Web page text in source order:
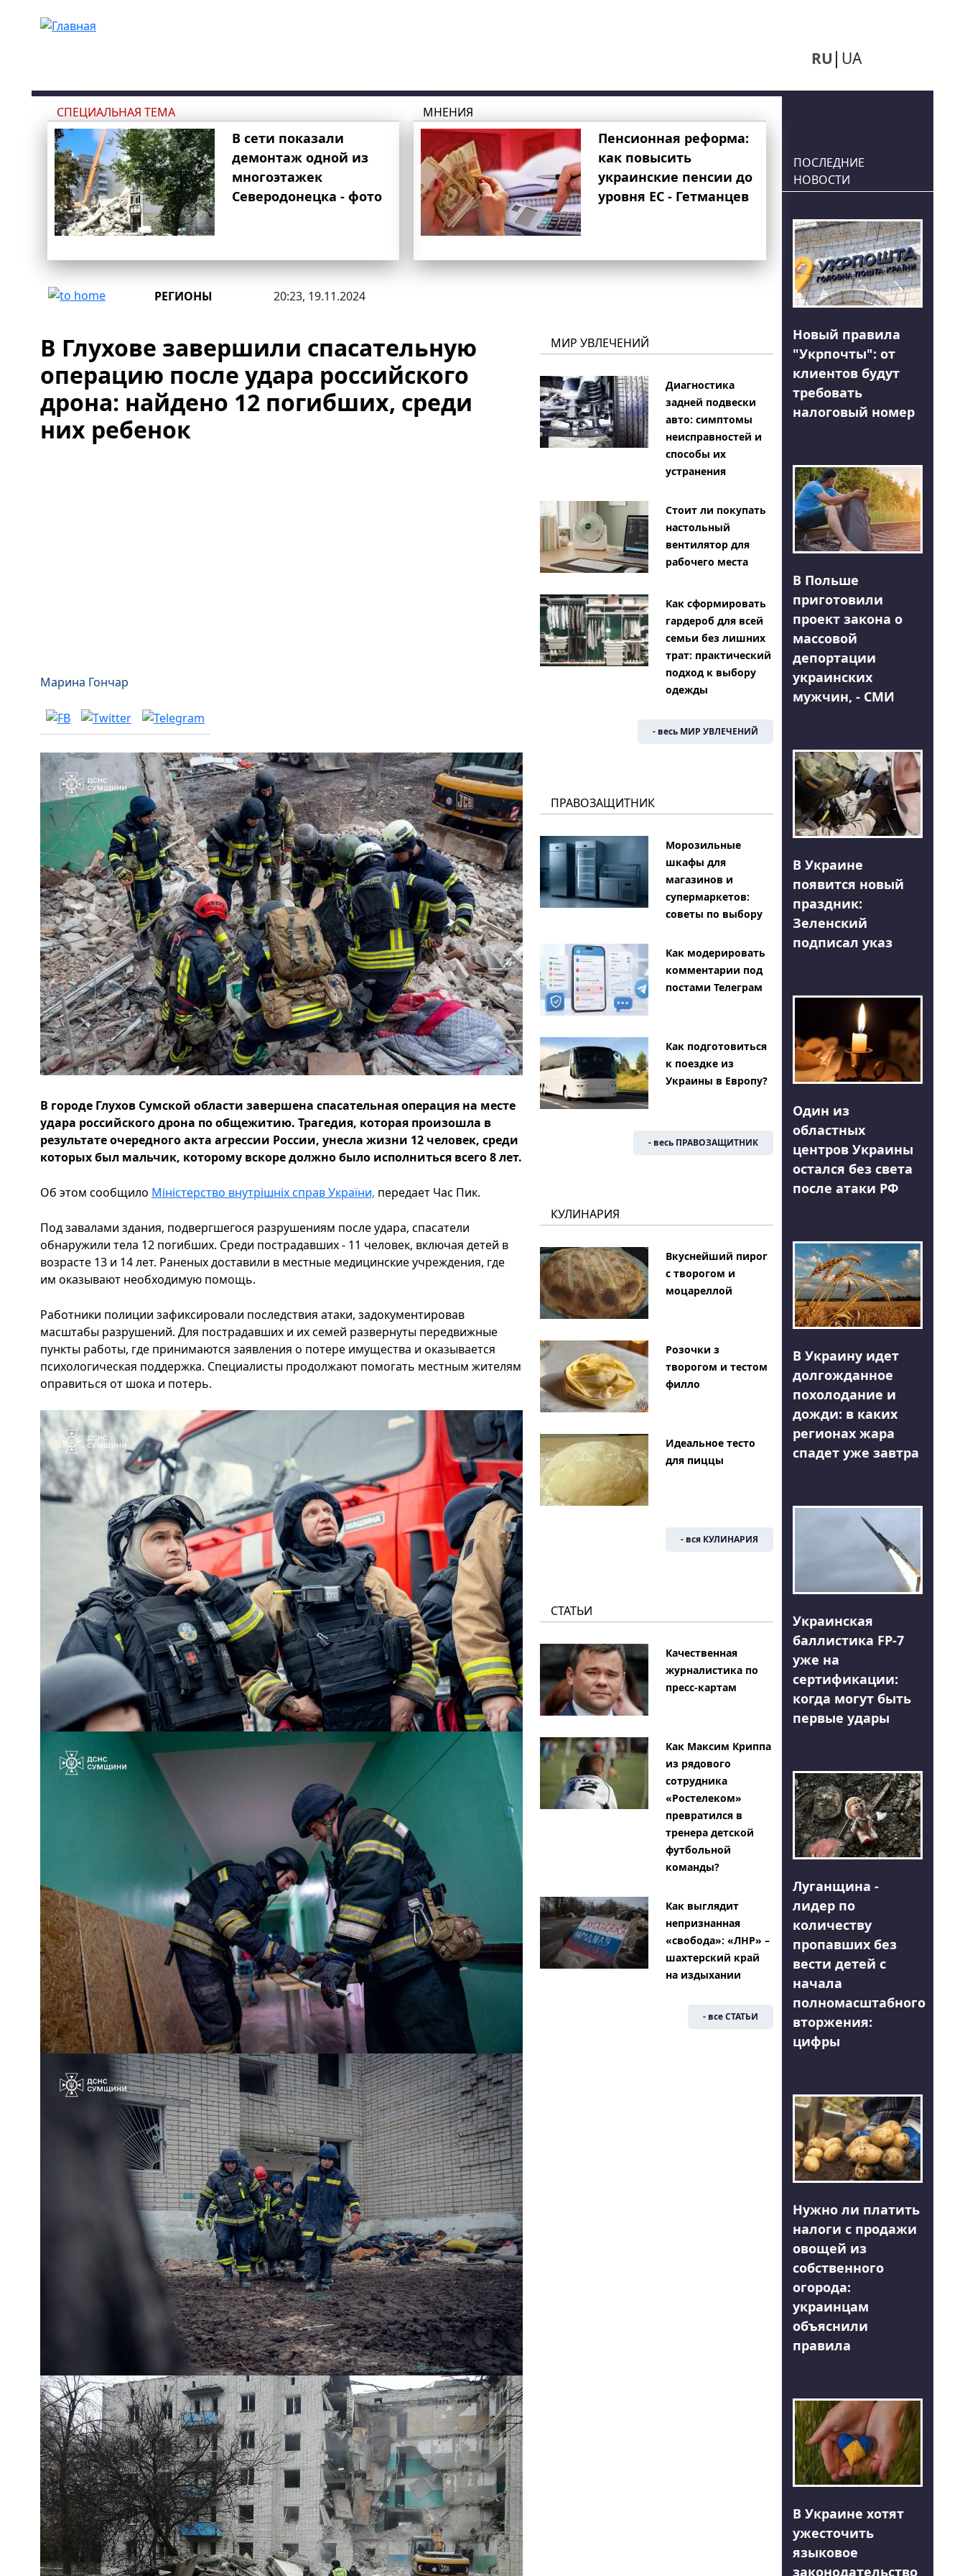
RU UA
СПЕЦИАЛЬНАЯ ТЕМА
В сети показали
демонтаж одной из
многоэтажек
Северодонецка - фото
МНЕНИЯ
Пенсионная реформа:
как повысить
украинские пенсии до
уровня ЕС - Гетманцев
РЕГИОНЫ 20:23, 19.11.2024
В Глухове завершили спасательную
операцию после удара российского
дрона: найдено 12 погибших, среди
них ребенок
Марина Гончар
В городе Глухов Сумской области завершена спасательная операция на месте
удара российского дрона по общежитию. Трагедия, которая произошла в
результате очередного акта агрессии России, унесла жизни 12 человек, среди
которых был мальчик, которому вскоре должно было исполниться всего 8 лет.
Об этом сообщило Міністерство внутрішніх справ України, передает Час Пик.
Под завалами здания, подвергшегося разрушениям после удара, спасатели
обнаружили тела 12 погибших. Среди пострадавших - 11 человек, включая детей в
возрасте 13 и 14 лет. Раненых доставили в местные медицинские учреждения, где
им оказывают необходимую помощь.
Работники полиции зафиксировали последствия атаки, задокументировав
масштабы разрушений. Для пострадавших и их семей развернуты передвижные
пункты работы, где принимаются заявления о потере имущества и оказывается
психологическая поддержка. Специалисты продолжают помогать местным жителям
оправиться от шока и потерь.
МИР УВЛЕЧЕНИЙ
Диагностика
задней подвески
авто: симптомы
неисправностей и
способы их
устранения
Стоит ли покупать
настольный
вентилятор для
рабочего места
Как сформировать
гардероб для всей
семьи без лишних
трат: практический
подход к выбору
одежды
- весь МИР УВЛЕЧЕНИЙ
ПРАВОЗАЩИТНИК
Морозильные
шкафы для
магазинов и
супермаркетов:
советы по выбору
Как модерировать
комментарии под
постами Телеграм
Как подготовиться
к поездке из
Украины в Европу?
- весь ПРАВОЗАЩИТНИК
КУЛИНАРИЯ
Вкуснейший пирог
с творогом и
моцареллой
Розочки з
творогом и тестом
филло
Идеальное тесто
для пиццы
- вся КУЛИНАРИЯ
СТАТЬИ
Качественная
журналистика по
пресс-картам
Как Максим Криппа
из рядового
сотрудника
«Ростелеком»
превратился в
тренера детской
футбольной
команды?
Как выглядит
непризнанная
«свобода»: «ЛНР» –
шахтерский край
на издыхании
- все СТАТЬИ
ПОСЛЕДНИЕ
НОВОСТИ
Новый правила
"Укрпочты": от
клиентов будут
требовать
налоговый номер
В Польше
приготовили
проект закона о
массовой
депортации
украинских
мужчин, - СМИ
В Украине
появится новый
праздник:
Зеленский
подписал указ
Один из
областных
центров Украины
остался без света
после атаки РФ
В Украину идет
долгожданное
похолодание и
дожди: в каких
регионах жара
спадет уже завтра
Украинская
баллистика FP-7
уже на
сертификации:
когда могут быть
первые удары
Луганщина -
лидер по
количеству
пропавших без
вести детей с
начала
полномасштабного
вторжения:
цифры
Нужно ли платить
налоги с продажи
овощей из
собственного
огорода:
украинцам
объяснили
правила
В Украине хотят
ужесточить
языковое
законодательство